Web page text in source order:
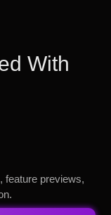
With
feature previews,